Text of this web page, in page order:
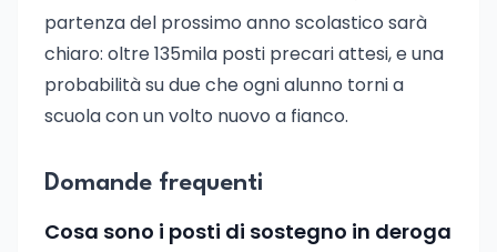
partenza del prossimo anno scolastico sarà
chiaro: oltre 135mila posti precari attesi, e una
probabilità su due che ogni alunno torni a
scuola con un volto nuovo a fianco.
Domande frequenti
Cosa sono i posti di sostegno in deroga